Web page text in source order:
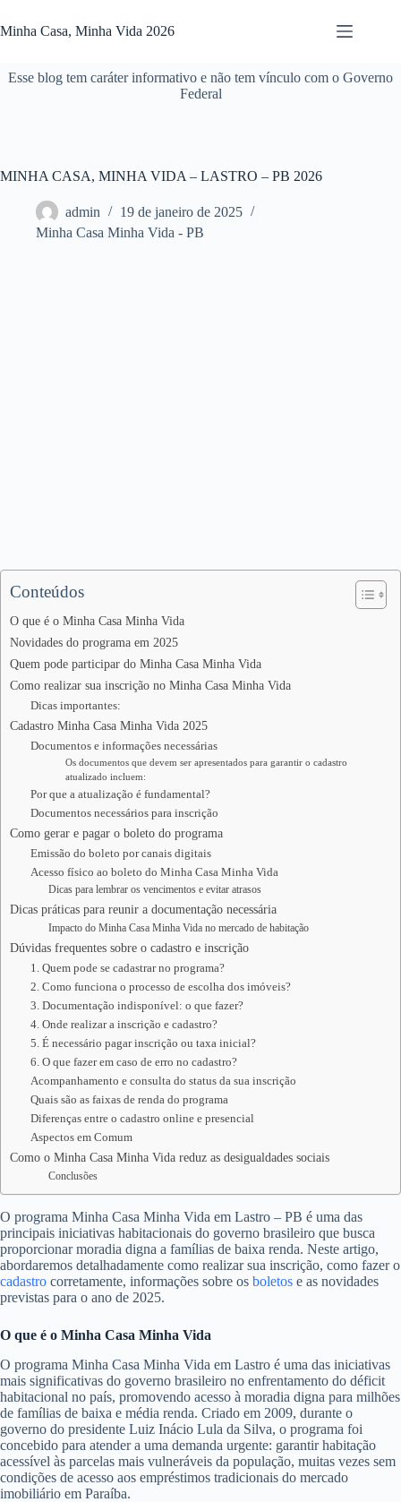
para
o
Minha Casa, Minha Vida 2026
Esse blog tem caráter informativo e não tem vínculo com o Governo
Federal
MINHA CASA, MINHA VIDA – LASTRO – PB 2026
admin
19 de janeiro de 2025
Minha Casa Minha Vida - PB
Conteúdos
O que é o Minha Casa Minha Vida
Novidades do programa em 2025
Quem pode participar do Minha Casa Minha Vida
Como realizar sua inscrição no Minha Casa Minha Vida
Dicas importantes:
Cadastro Minha Casa Minha Vida 2025
Documentos e informações necessárias
Os documentos que devem ser apresentados para garantir o cadastro
atualizado incluem:
Por que a atualização é fundamental?
Documentos necessários para inscrição
Como gerar e pagar o boleto do programa
Emissão do boleto por canais digitais
Acesso físico ao boleto do Minha Casa Minha Vida
Dicas para lembrar os vencimentos e evitar atrasos
Dicas práticas para reunir a documentação necessária
Impacto do Minha Casa Minha Vida no mercado de habitação
Dúvidas frequentes sobre o cadastro e inscrição
1. Quem pode se cadastrar no programa?
2. Como funciona o processo de escolha dos imóveis?
3. Documentação indisponível: o que fazer?
4. Onde realizar a inscrição e cadastro?
5. É necessário pagar inscrição ou taxa inicial?
6. O que fazer em caso de erro no cadastro?
Acompanhamento e consulta do status da sua inscrição
Quais são as faixas de renda do programa
Diferenças entre o cadastro online e presencial
Aspectos em Comum
Como o Minha Casa Minha Vida reduz as desigualdades sociais
Conclusões
O programa Minha Casa Minha Vida em Lastro – PB é uma das
principais iniciativas habitacionais do governo brasileiro que busca
proporcionar moradia digna a famílias de baixa renda. Neste artigo,
abordaremos detalhadamente como realizar sua inscrição, como fazer o
cadastro corretamente, informações sobre os boletos e as novidades
previstas para o ano de 2025.
O que é o Minha Casa Minha Vida
O programa Minha Casa Minha Vida em Lastro é uma das iniciativas
mais significativas do governo brasileiro no enfrentamento do déficit
habitacional no país, promovendo acesso à moradia digna para milhões
de famílias de baixa e média renda. Criado em 2009, durante o
governo do presidente Luiz Inácio Lula da Silva, o programa foi
concebido para atender a uma demanda urgente: garantir habitação
acessível às parcelas mais vulneráveis da população, muitas vezes sem
condições de acesso aos empréstimos tradicionais do mercado
imobiliário em Paraíba.